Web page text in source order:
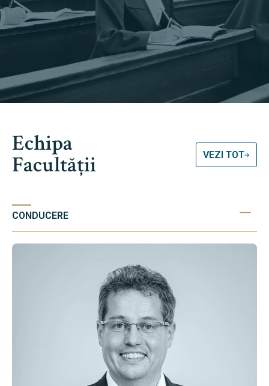
Echipa
Facultății VEZI TOT
CONDUCERE